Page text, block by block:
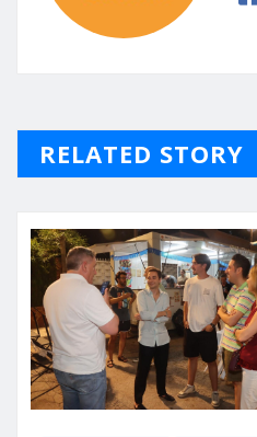
RELATED STORY